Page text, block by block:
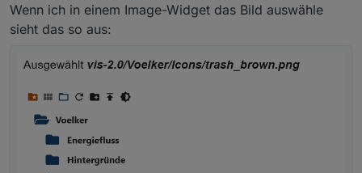
Diesen Datenpunkt als Binding nutzen ... da werden
passen.
Wenn ich in einem Image-Widget das Bild auswähle
sieht das so aus: